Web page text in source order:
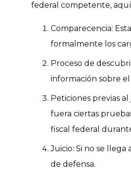
federal competente,
Comparecencia:
formalmente los
Proceso de
información sobre
Peticiones previas al
fuera ciertas
fiscal federal
Juicio: Si no se
de defensa.